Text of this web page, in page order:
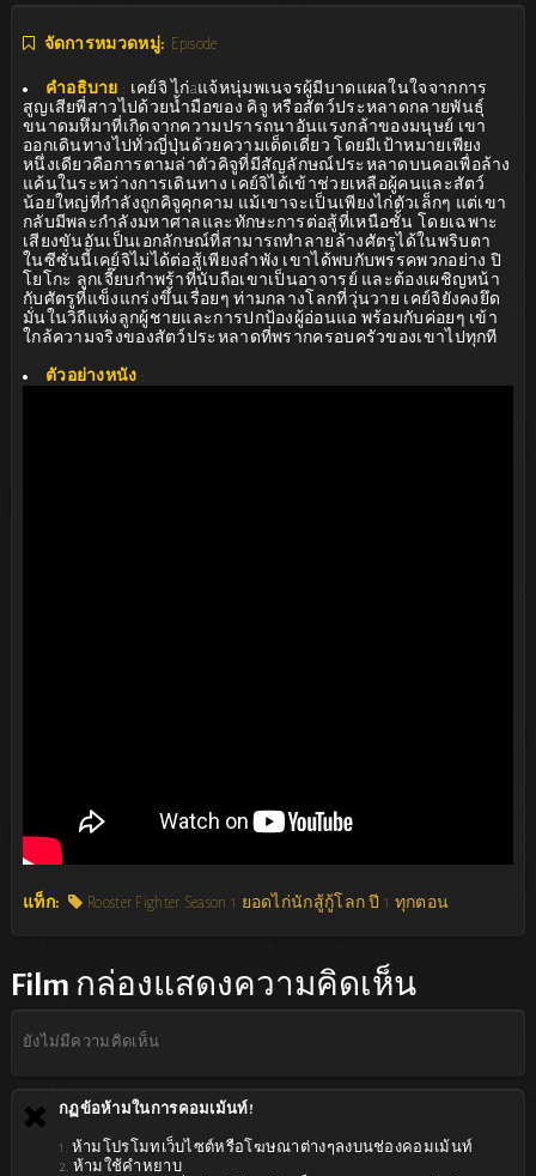
จัดการหมวดหมู่: Episode
คำอธิบาย : เคย์จิ ไก่aแจ้หนุ่มพเนจรผู้มีบาดแผลในใจจากการ
สูญเสียพี่สาวไปด้วยน้ำมือของ คิจู หรือสัตว์ประหลาดกลายพันธุ์
ขนาดมหึมาที่เกิดจากความปรารถนาอันแรงกล้าของมนุษย์ เขา
ออกเดินทางไปทั่วญี่ปุ่นด้วยความเด็ดเดี่ยว โดยมีเป้าหมายเพียง
หนึ่งเดียวคือการตามล่าตัวคิจูที่มีสัญลักษณ์ประหลาดบนคอเพื่อล้าง
แค้นในระหว่างการเดินทาง เคย์จิได้เข้าช่วยเหลือผู้คนและสัตว์
น้อยใหญ่ที่กำลังถูกคิจูคุกคาม แม้เขาจะเป็นเพียงไก่ตัวเล็กๆ แต่เขา
กลับมีพละกำลังมหาศาลและทักษะการต่อสู้ที่เหนือชั้น โดยเฉพาะ
เสียงขันอันเป็นเอกลักษณ์ที่สามารถทำลายล้างศัตรูได้ในพริบตา
ในซีซั่นนี้เคย์จิไม่ได้ต่อสู้เพียงลำพัง เขาได้พบกับพรรคพวกอย่าง ปิ
โยโกะ ลูกเจี๊ยบกำพร้าที่นับถือเขาเป็นอาจารย์ และต้องเผชิญหน้า
กับศัตรูที่แข็งแกร่งขึ้นเรื่อยๆ ท่ามกลางโลกที่วุ่นวาย เคย์จิยังคงยึด
มั่นในวิถีแห่งลูกผู้ชายและการปกป้องผู้อ่อนแอ พร้อมกับค่อยๆ เข้า
ใกล้ความจริงของสัตว์ประหลาดที่พรากครอบครัวของเขาไปทุกที
ตัวอย่างหนัง :
แท็ก: Rooster Fighter Season 1 ยอดไก่นักสู้กู้โลก ปี 1 ทุกตอน
Film กล่องแสดงความคิดเห็น
ยังไม่มีความคิดเห็น
กฏข้อห้ามในการคอมเม้นท์!
1. ห้ามโปรโมทเว็บไซต์หรือโฆษณาต่างๆลงบนช่องคอมเม้นท์
2. ห้ามใช้คำหยาบ